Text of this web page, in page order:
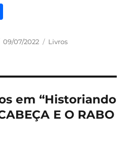
a
Publicado
09/07/2022 Categorias
Livros
em “Historiando
E O RABO